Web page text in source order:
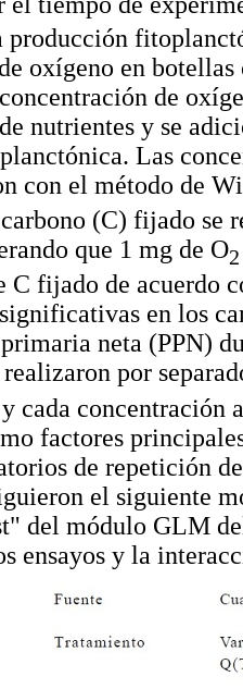
producción
oxígeno en
de
nutrientes y se
Las
con el método de
(C) fijado se
que 1 mg de O2
C fijado de acuerdo
en los
neta (PPN)
realizaron por
cada concentración
factores
de repetición
el siguiente
del módulo GLM
ensayos y la